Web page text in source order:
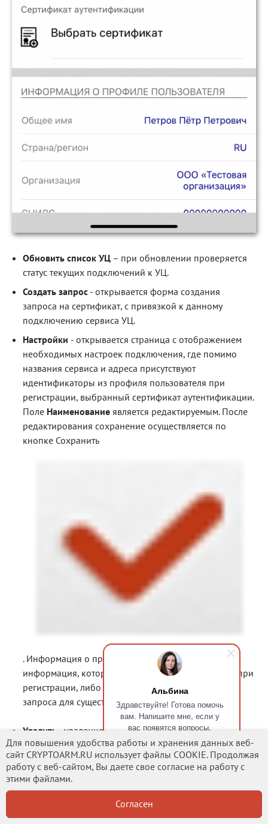
Альбина
Здравствуйте! Готова помочь
вам. Напишите мне, если у
вас появятся вопросы.
Обновить список УЦ – при обновлении проверяется
статус текущих подключений к УЦ.
Создать запрос - открывается форма создания
запроса на сертификат, с привязкой к данному
подключению сервиса УЦ.
Настройки - открывается страница с отображением
необходимых настроек подключения, где помимо
названия сервиса и адреса присутствуют
идентификаторы из профиля пользователя при
регистрации, выбранный сертификат аутентификации.
Поле Наименование является редактируемым. После
редактирования сохранение осуществляется по
кнопке Сохранить
. Информация о профиле пользователя - та
информация, которая заполняется пользователем при
регистрации, либо ее можно извлечь на основании
запроса для существующего пользователя УЦ.
Удалить
- удаление данного подключения вместе с
профилем пользователя. Созданные запросы в виде
сохраненных файлов остаются, только теряется
привязка к УЦ.
Для повышения удобства работы и хранения данных веб-
сайт CRYPTOARM.RU использует файлы COOKIE. Продолжая
работу с веб-сайтом, Вы даете свое согласие на работу с
этими файлами.
Согласен